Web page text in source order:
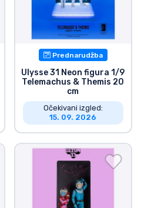
Prednarudžba
Ulysse 31 Neon figura 1/9
Telemachus & Themis 20
cm
Očekivani izgled:
15. 09. 2026